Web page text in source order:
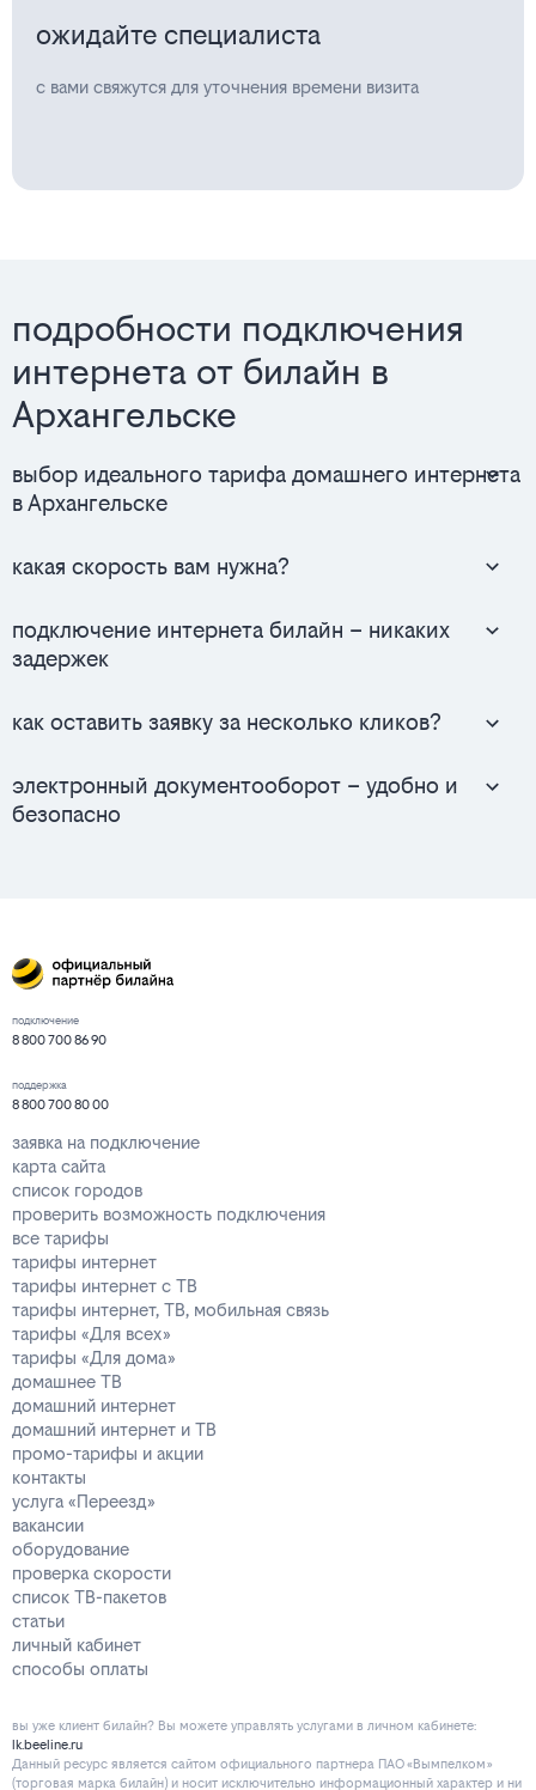
ожидайте специалиста
с вами свяжутся для уточнения времени визита
подробности подключения
интернета от билайн в
Архангельске
выбор идеального тарифа домашнего интернета
в Архангельске
какая скорость вам нужна?
подключение интернета билайн – никаких
задержек
как оставить заявку за несколько кликов?
электронный документооборот – удобно и
безопасно
подключение
8 800 700 86 90
поддержка
8 800 700 80 00
заявка на подключение
карта сайта
список городов
проверить возможность подключения
все тарифы
тарифы интернет
тарифы интернет с ТВ
тарифы интернет, ТВ, мобильная связь
тарифы «Для всех»
тарифы «Для дома»
домашнее ТВ
домашний интернет
домашний интернет и ТВ
промо-тарифы и акции
контакты
услуга «Переезд»
вакансии
оборудование
проверка скорости
список ТВ-пакетов
статьи
личный кабинет
способы оплаты
вы уже клиент билайн? Вы можете управлять услугами в личнoм кaбинeтe:
lk.beeline.ru
Данный ресурс является сайтом официального партнера ПАО «Вымпелком»
(торговая марка билайн) и носит исключительно информационный характер и ни